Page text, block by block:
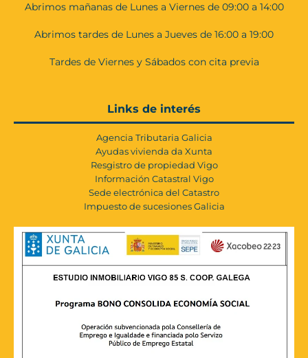
Abrimos mañanas de Lunes a Viernes de 09:00 a 14:00
Abrimos tardes de Lunes a Jueves de 16:00 a 19:00
Tardes de Viernes y Sábados con cita previa
Links de interés
Agencia Tributaria Galicia
Ayudas vivienda da Xunta
Resgistro de propiedad Vigo
Información Catastral Vigo
Sede electrónica del Catastro
Impuesto de sucesiones Galicia